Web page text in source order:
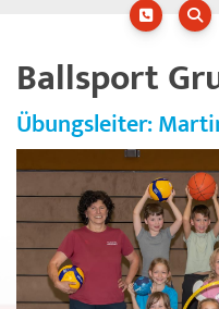
Ballsport
Übungsleiter: